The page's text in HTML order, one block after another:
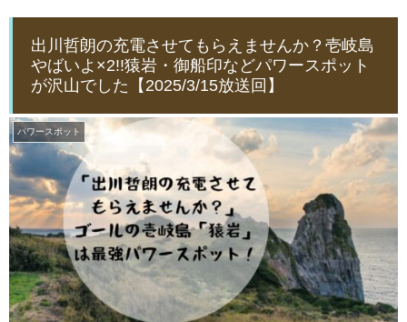
出川哲朗の充電させてもらえませんか？壱岐島
やばいよ×2!!猿岩・御船印などパワースポット
が沢山でした【2025/3/15放送回】
パワースポット